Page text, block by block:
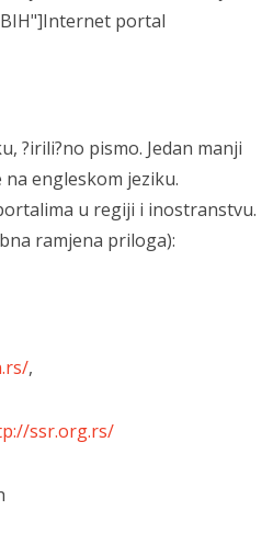
portal
?irili?no pismo. Jedan manji
engleskom jeziku.
u regiji i inostranstvu.
ramjena priloga):
,
ssr.org.rs/